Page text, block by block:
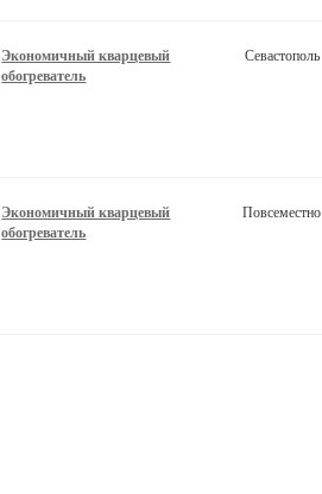
Экономичный кварцевый
обогреватель
Севастополь
Экономичный кварцевый
обогреватель
Повсеместно